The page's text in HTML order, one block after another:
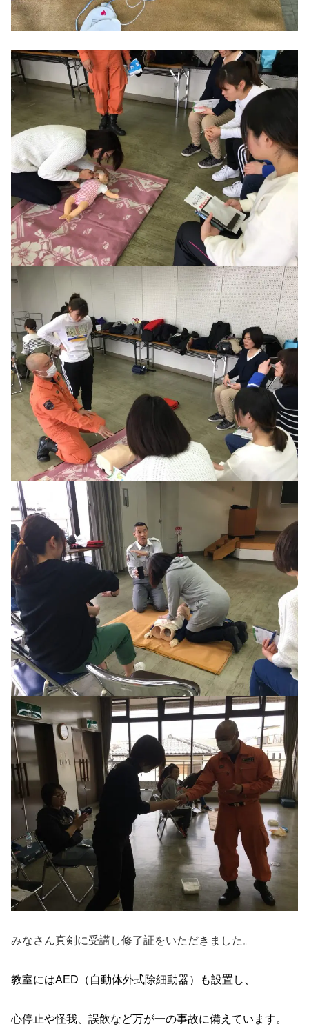
みなさん真剣に受講し修了証をいただきました。
教室にはAED （自動体外式除細動器）も設置し、
心停止や怪我、誤飲など万が一の事故に備えています。